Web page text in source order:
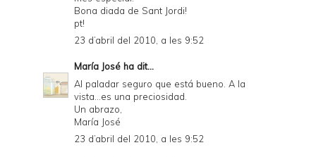
Bona diada de Sant Jordi!
pt!
23 d’abril del 2010, a les 9:52
María José ha dit...
Al paladar seguro que está bueno. A la
vista...es una preciosidad.
Un abrazo,
María José
23 d’abril del 2010, a les 9:52